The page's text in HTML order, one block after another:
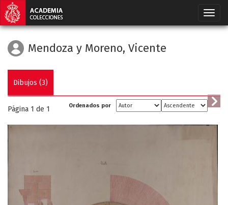
Mendoza y Moreno, Vicente
Dibujos (3)
Página 1 de 1 Ordenados por